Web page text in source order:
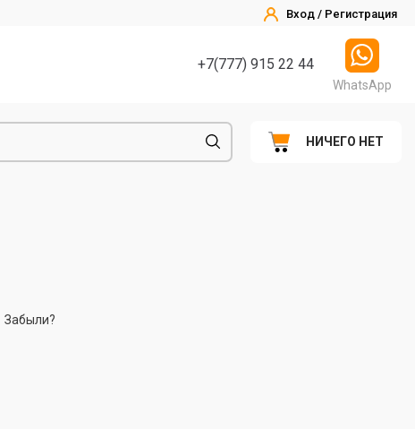
Вход / Регистрация
+7(777) 915 22 44
WhatsApp
НИЧЕГО НЕТ
Забыли?